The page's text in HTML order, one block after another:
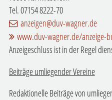
Tel. 07154 8222-70
anzeigen@duv-wagner.de
www.duv-wagner.de/anzeige-
Anzeigeschluss ist in der Regel
Beiträge umliegender Vereine
Redaktionelle Beiträge von